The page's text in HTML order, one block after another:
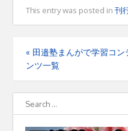
This entry was posted in刊
« 田邉塾まんがで学習コン
ンツ一覧